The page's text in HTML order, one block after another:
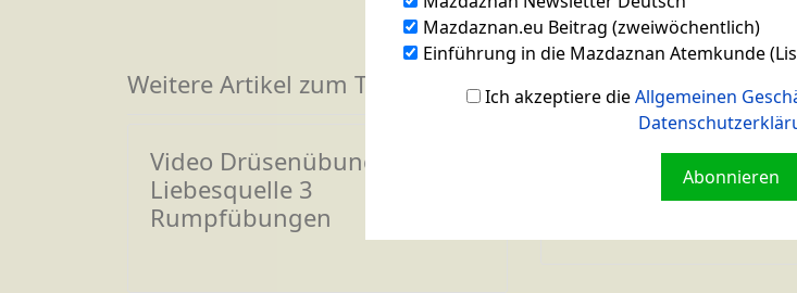
Mazdaznan.eu Beitrag (zweiwöchentlich)
Einführung in die Mazdaznan Atemkunde
Ich akzeptiere dieAllgemeinen
Abonnieren
Weitere Artikel zum Thema
Video Drüsenübung
Liebesquelle 3
Rumpfübungen
Video Drüsenübung
Liebesquelle 1